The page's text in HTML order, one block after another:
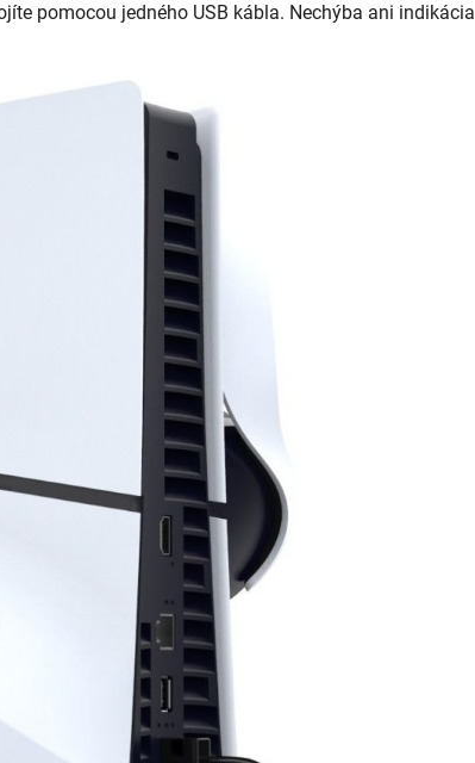
pomocou jedného USB kábla. Nechýba ani indikácia